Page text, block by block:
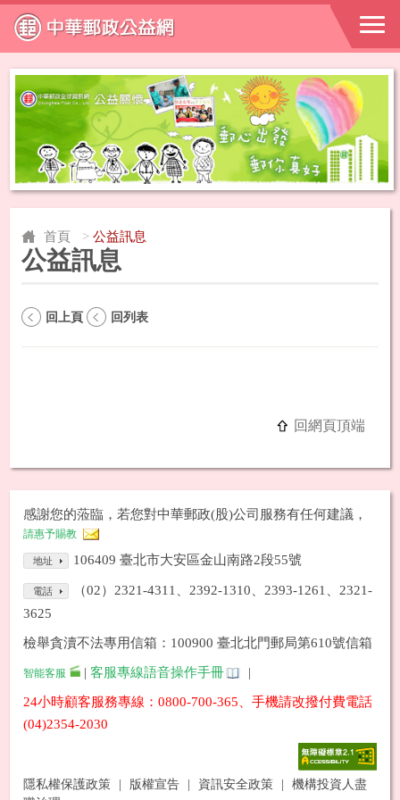
首頁 > 公益訊息
公益訊息
回上頁 回列表
回網頁頂端
感謝您的蒞臨，若您對中華郵政(股)公司服務有任何建議，
請惠予賜教
地址 106409 臺北市大安區金山南路2段55號
電話
（02）2321-4311、2392-1310、2393-1261、2321-
3625
檢舉貪瀆不法專用信箱：100900 臺北北門郵局第610號信箱
智能客服 |客服專線語音操作手冊 |
24小時顧客服務專線：0800-700-365、手機請改撥付費電話
(04)2354-2030
隱私權保護政策 | 版權宣告 | 資訊安全政策 |
機構投資人盡